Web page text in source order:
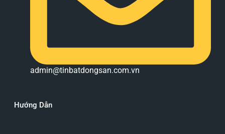
admin@tinbatdongsan.com.vn
Hướng Dẫn